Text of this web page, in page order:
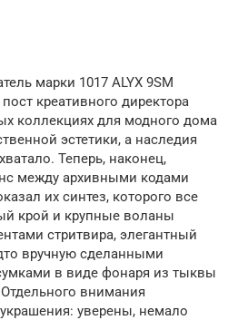
марки 1017 ALYX 9SM
креативного директора
коллекциях для модного дома
эстетики, а наследия
Теперь, наконец,
между архивными кодами
их синтез, которого все
крой и крупные воланы
стритвира, элегантный
вручную сделанными
в виде фонаря из тыквы
внимания
уверены, немало